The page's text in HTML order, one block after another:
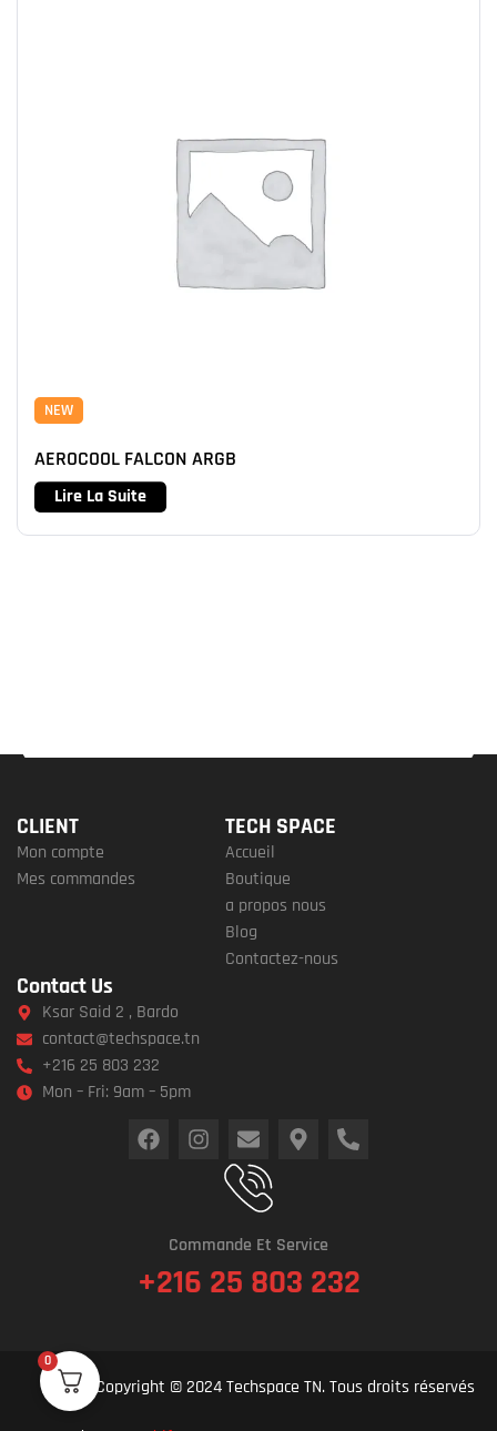
NEW
AEROCOOL FALCON ARGB
Lire La Suite
0
CLIENT
Mon compte
Mes commandes
TECH SPACE
Accueil
Boutique
a propos nous
Blog
Contactez-nous
Contact Us
Ksar Said 2 , Bardo
contact@techspace.tn
+216 25 803 232
Mon – Fri: 9am – 5pm
Commande Et Service
+216 25 803 232
Copyright © 2024 Techspace TN. Tous droits réservés